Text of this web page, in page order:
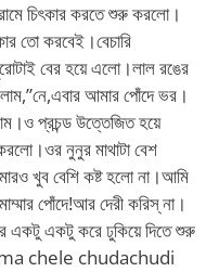
চিৎকার করতে শুরু করলো।
তো করবেই।বেচারি
বের হয়ে এলো।লাল রঙের
আমার পোঁদে ভর।
প্রচন্ড উত্তেজিত হয়ে
নুনুর মাথাটা বেশ
খুব বেশি কষ্ট হলো না।আমি
পোঁদে!আর দেরী করিস্ না।
একটু একটু করে ঢুকিয়ে দিতে শুরু
ma chele chudachudi